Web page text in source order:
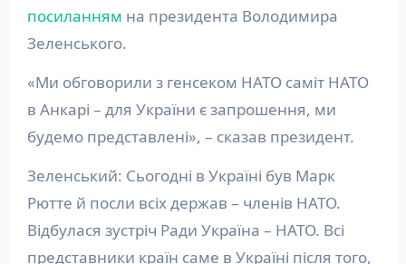
посиланням на президента Володимира
Зеленського.
«Ми обговорили з генсеком НАТО саміт НАТО
в Анкарі – для України є запрошення, ми
будемо представлені», – сказав президент.
Зеленський: Сьогодні в Україні був Марк
Рютте й посли всіх держав – членів НАТО.
Відбулася зустріч Ради Україна – НАТО. Всі
представники країн саме в Україні після того,